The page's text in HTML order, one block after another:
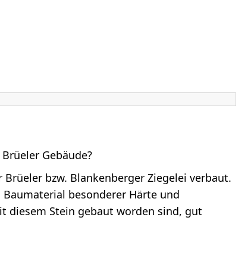
Gebäude?
bzw. Blankenberger Ziegelei verbaut.
besonderer Härte und
diesem Stein gebaut worden sind, gut